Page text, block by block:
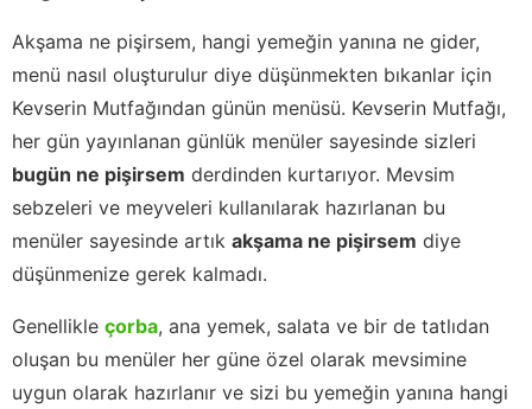
Akşama ne pişirsem, hangi yemeğin yanına ne gider,
menü nasıl oluşturulur diye düşünmekten bıkanlar için
Kevserin Mutfağından günün menüsü. Kevserin Mutfağı,
her gün yayınlanan günlük menüler sayesinde sizleri
bugün ne pişirsem derdinden kurtarıyor. Mevsim
sebzeleri ve meyveleri kullanılarak hazırlanan bu
menüler sayesinde artık akşama ne pişirsem diye
düşünmenize gerek kalmadı.
Genellikle çorba, ana yemek, salata ve bir de tatlıdan
oluşan bu menüler her güne özel olarak mevsimine
uygun olarak hazırlanır ve sizi bu yemeğin yanına hangi